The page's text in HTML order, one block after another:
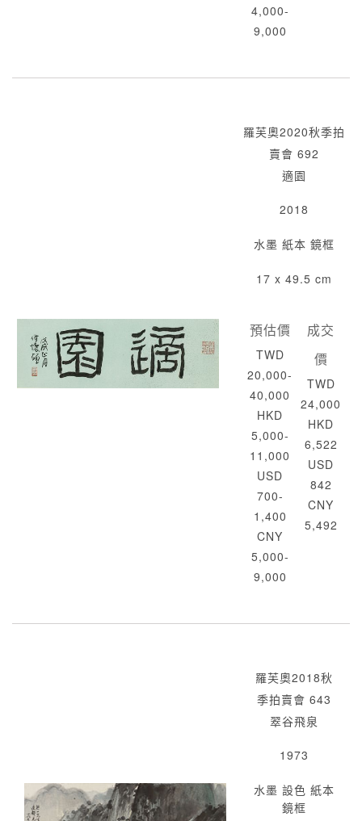
4,000-
9,000
羅芙奧2020秋季拍
賣會 692
適園
2018
水墨 紙本 鏡框
17 x 49.5 cm
預估價
TWD
20,000-
40,000
HKD
5,000-
11,000
USD
700-
1,400
CNY
5,000-
9,000
成交
價
TWD
24,000
HKD
6,522
USD
842
CNY
5,492
羅芙奧2018秋
季拍賣會 643
翠谷飛泉
1973
水墨 設色 紙本
鏡框